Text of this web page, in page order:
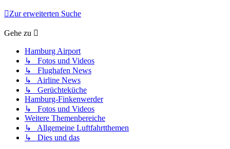
Zur erweiterten Suche
Gehe zu
Hamburg Airport
↳ Fotos und Videos
↳ Flughafen News
↳ Airline News
↳ Gerüchteküche
Hamburg-Finkenwerder
↳ Fotos und Videos
Weitere Themenbereiche
↳ Allgemeine Luftfahrtthemen
↳ Dies und das